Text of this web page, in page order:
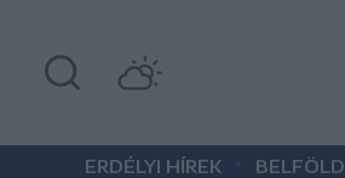
ERDÉLYI HÍREK BELFÖLD